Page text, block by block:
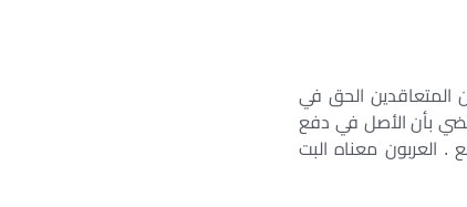
من المتعاقدين الحق في
بأن الأصل في دفع
. العربون معناه البت